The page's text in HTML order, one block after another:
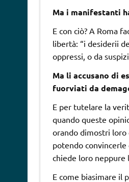
Ma i manifestanti
E con ciò? A Roma
libertà: “i desiderii
oppressi, o da
Ma li accusano di
fuorviati da
E per tutelare la
quando queste
orando dimostri loro
potendo convincerle
chiede loro neppure
E come biasimare il